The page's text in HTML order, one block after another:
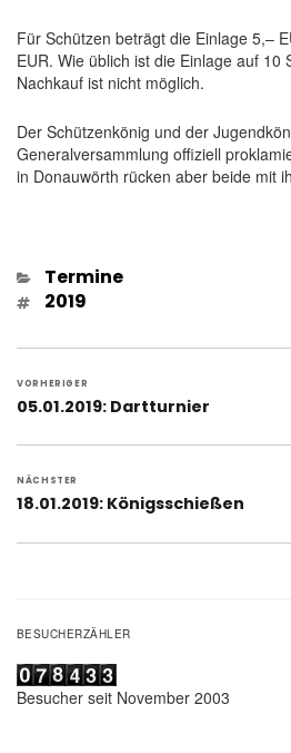
Für Schützen beträgt die Einlage 5,–
EUR. Wie üblich ist die Einlage auf 10
Nachkauf ist nicht möglich.
Der Schützenkönig und der
Generalversammlung offiziell
in Donauwörth rücken aber beide mit
Kategorien
Termine
Schlagwörter
2019
VORHERIGER
Vorheriger
05.01.2019: Dartturnier
NÄCHSTER
Nächster
18.01.2019: Königsschießen
BESUCHERZÄHLER
Besucher seit November 2003